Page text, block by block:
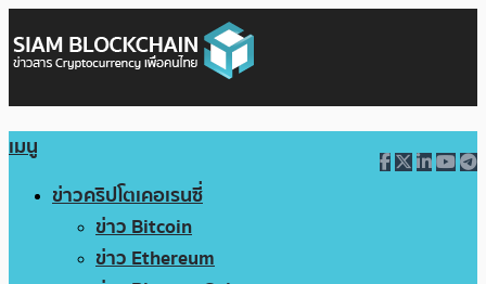
เมนู
ข่าวคริปโตเคอเรนซี่
ข่าว Bitcoin
ข่าว Ethereum